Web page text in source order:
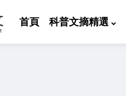
首頁 科普文摘精選